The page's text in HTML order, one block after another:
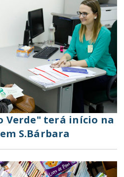
Verde" terá início na
S.Bárbara